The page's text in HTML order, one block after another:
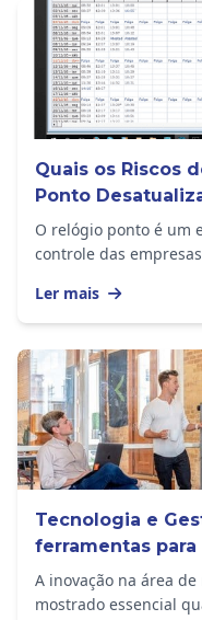
Quais os Riscos
Ponto
O relógio ponto é um
controle das
Ler mais
Tecnologia e
ferramentas para
A inovação na área
mostrado essencial